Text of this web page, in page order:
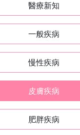
醫療新知
一般疾病
慢性疾病
皮膚疾病
肥胖疾病